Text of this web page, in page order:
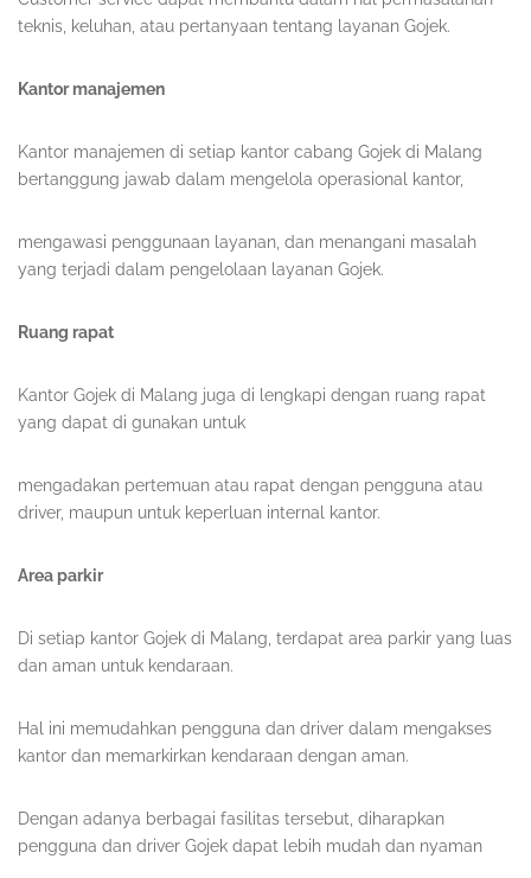
teknis, keluhan, atau pertanyaan tentang layanan Gojek.
Kantor manajemen
Kantor manajemen di setiap kantor cabang Gojek di Malang
bertanggung jawab dalam mengelola operasional kantor,
mengawasi penggunaan layanan, dan menangani masalah
yang terjadi dalam pengelolaan layanan Gojek.
Ruang rapat
Kantor Gojek di Malang juga di lengkapi dengan ruang rapat
yang dapat di gunakan untuk
mengadakan pertemuan atau rapat dengan pengguna atau
driver, maupun untuk keperluan internal kantor.
Area parkir
Di setiap kantor Gojek di Malang, terdapat area parkir yang luas
dan aman untuk kendaraan.
Hal ini memudahkan pengguna dan driver dalam mengakses
kantor dan memarkirkan kendaraan dengan aman.
Dengan adanya berbagai fasilitas tersebut, diharapkan
pengguna dan driver Gojek dapat lebih mudah dan nyaman